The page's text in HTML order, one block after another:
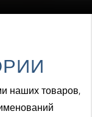
наших товаров,